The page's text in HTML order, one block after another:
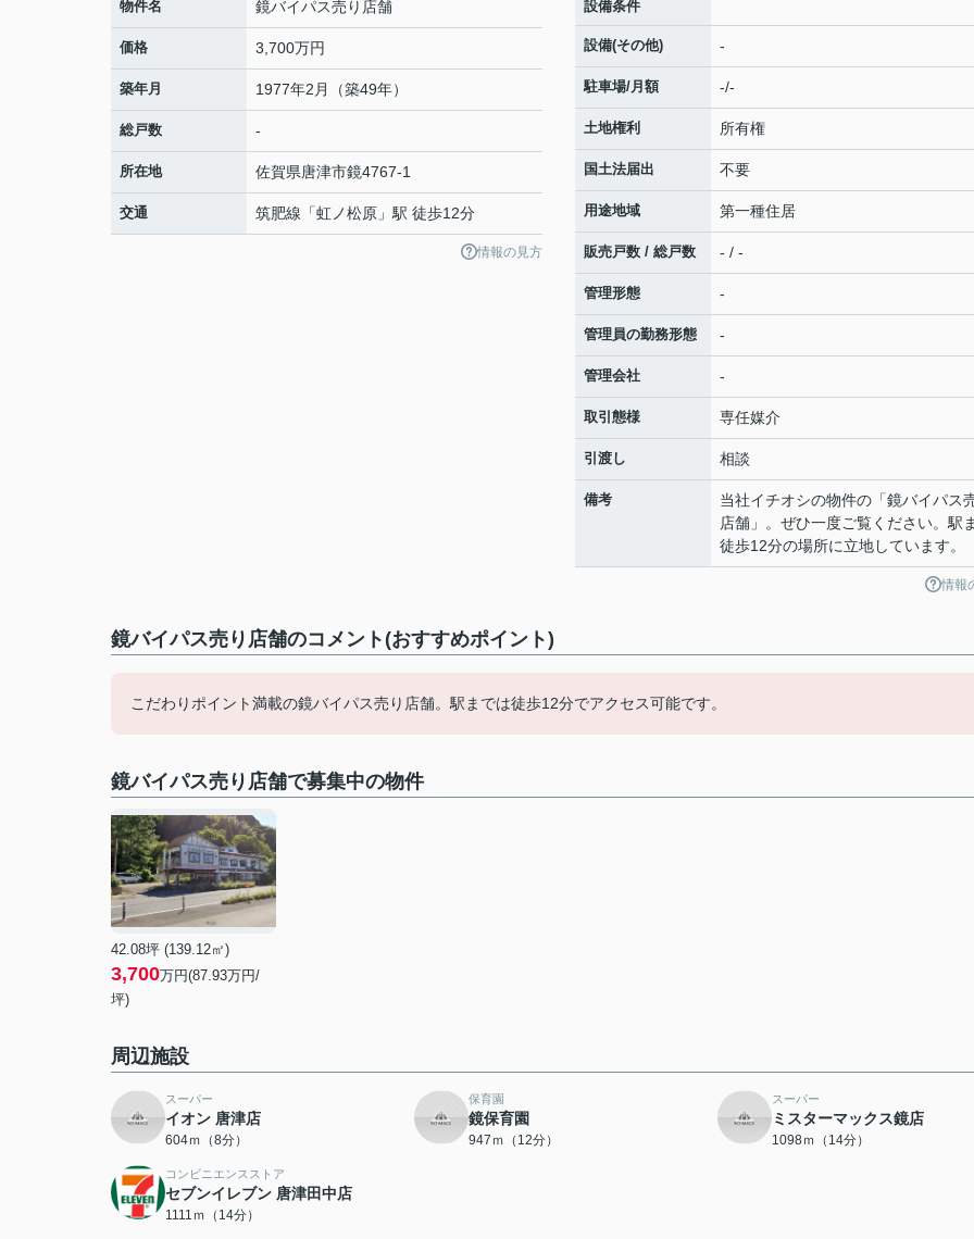
物件名 鏡バイパス売り店舗
価格 3,700万円
築年月 1977年2月（築49年）
総戸数 -
所在地 佐賀県唐津市鏡4767-1
交通 筑肥線 「虹ノ松原 」駅 徒歩12分
情報の見方
設備条件
設備(その他) -
駐車場/月額 -/-
土地権利 所有権
国土法届出 不要
用途地域 第一種住居
販売戸数 / 総戸数 - / -
管理形態 -
管理員の勤務形態 -
管理会社 -
取引態様 専任媒介
引渡し 相談
備考
当社イチオシの物件の「鏡バイパス
店舗」。ぜひ一度ご覧ください。駅
徒歩12分の場所に立地しています。
情報
鏡バイパス売り店舗のコメント(おすすめポイント)
こだわりポイント満載の鏡バイパス売り店舗。駅までは徒歩12分でアクセス可能です。
鏡バイパス売り店舗で募集中の物件
42.08坪 (139.12㎡)
3,700万円(87.93万円/
坪)
周辺施設
スーパー
イオン 唐津店
604ｍ（8分）
保育園
鏡保育園
947ｍ（12分）
スーパー
ミスターマックス鏡店
1098ｍ（14分）
コンビニエンスストア
セブンイレブン 唐津田中店
1111ｍ（14分）